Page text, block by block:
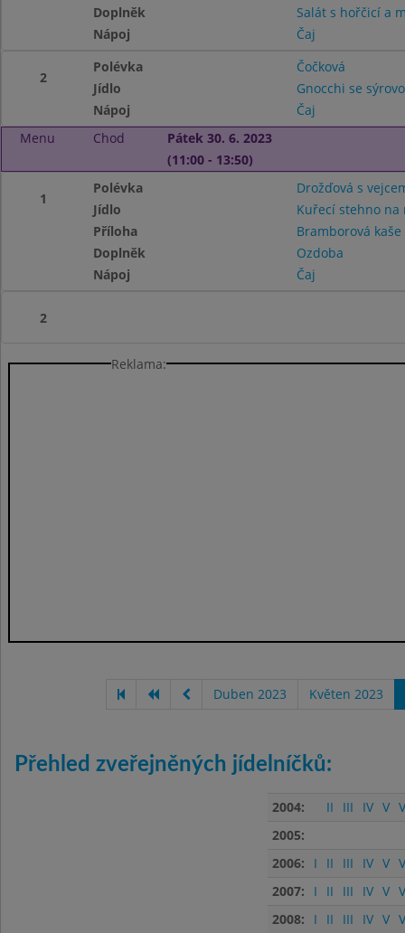
Doplněk
Salát s hořčicí a
Nápoj
Čaj
2
Polévka
Čočková
Jídlo
Gnocchi se
Nápoj
Čaj
Menu
Chod
Pátek 30. 6. 2023
(11:00 - 13:50)
1
Polévka
Drožďová s
Jídlo
Kuřecí stehno na
Příloha
Bramborová
Doplněk
Ozdoba
Nápoj
Čaj
2
Reklama:
Duben 2023 Květen 2023
Přehled zveřejněných jídelníčků:
2004: II III IV V
2005:
2006:
I II III IV V
2007:
I II III IV V
2008:
I II III IV V